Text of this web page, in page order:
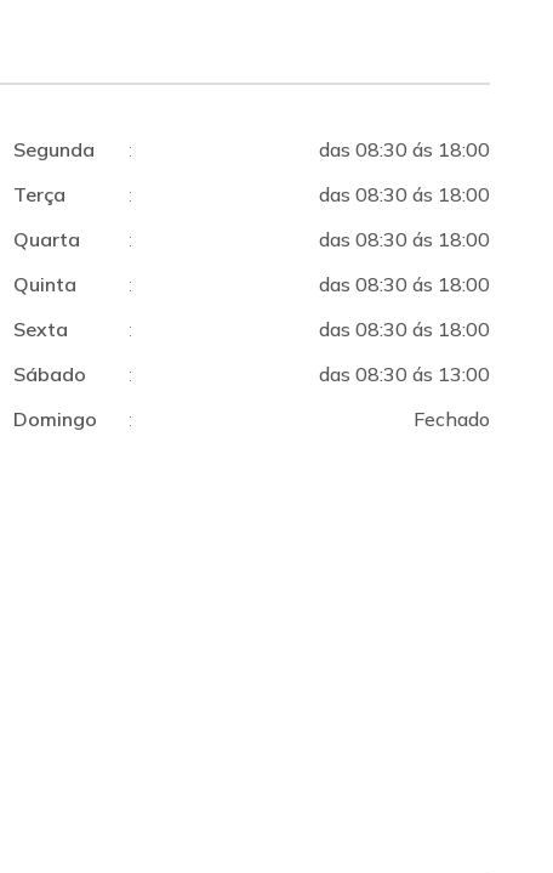
Segunda :
das 08:30 ás 18:00
Terça
:
das 08:30 ás 18:00
Quarta
:
das 08:30 ás 18:00
Quinta
:
das 08:30 ás 18:00
Sexta
:
das 08:30 ás 18:00
Sábado
:
das 08:30 ás 13:00
Domingo
: Fechado